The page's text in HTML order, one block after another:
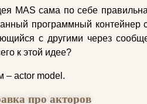
MAS сама по себе
программный контейнер
с другими через
к этой идее?
– actor model.
про акторов